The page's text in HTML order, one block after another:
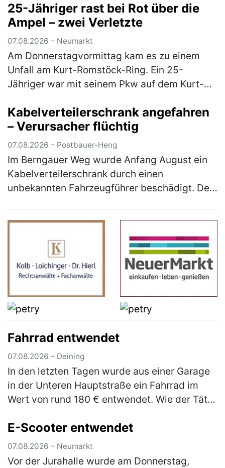
Person. Anschließend kam es zu einer…
(mehr)
25-Jähriger rast bei Rot über die
Ampel – zwei Verletzte
07.08.2026 – Neumarkt
Am Donnerstagvormittag kam es zu einem
Unfall am Kurt-Romstöck-Ring. Ein 25-
Jähriger war mit seinem Pkw auf dem Kurt-
Kreuzung mit der Ringstraße/St-Florian-
Straß…(mehr)
Kabelverteilerschrank angefahren
– Verursacher flüchtig
07.08.2026 – Postbauer-Heng
Im Berngauer Weg wurde Anfang August ein
Kabelverteilerschrank durch einen
unbekannten Fahrzeugführer beschädigt. Der
Fahrrad entwendet
07.08.2026 – Deining
In den letzten Tagen wurde aus einer Garage
in der Unteren Hauptstraße ein Fahrrad im
Wert von rund 180 € entwendet. Wie der Täter
Gegenstand der laufenden E…
E-Scooter entwendet
07.08.2026 – Neumarkt
Vor der Jurahalle wurde am Donnerstag,